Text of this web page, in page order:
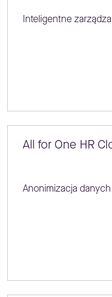
Inteligentne
All for One HR
Anonimizacja